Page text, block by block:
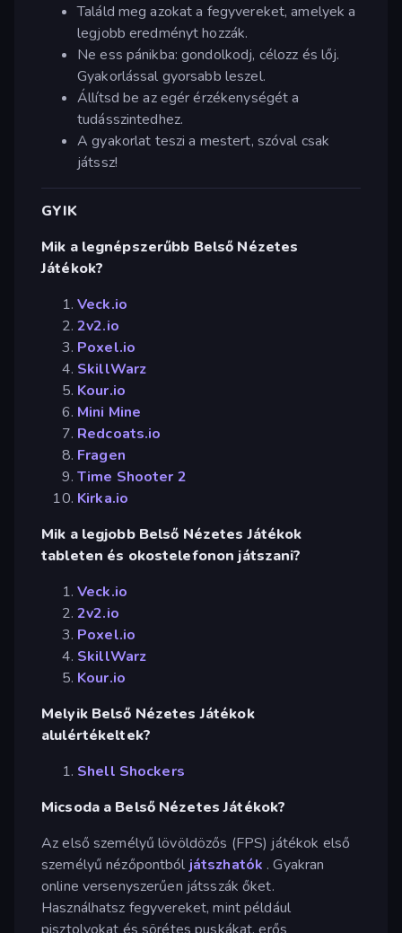
Találd meg azokat a fegyvereket, amelyek a
legjobb eredményt hozzák.
Ne ess pánikba: gondolkodj, célozz és lőj.
Gyakorlással gyorsabb leszel.
Állítsd be az egér érzékenységét a
tudásszintedhez.
A gyakorlat teszi a mestert, szóval csak
játssz!
GYIK
Mik a legnépszerűbb Belső Nézetes
Játékok?
Veck.io
2v2.io
Poxel.io
SkillWarz
Kour.io
Mini Mine
Redcoats.io
Fragen
Time Shooter 2
Kirka.io
Mik a legjobb Belső Nézetes Játékok
tableten és okostelefonon játszani?
Veck.io
2v2.io
Poxel.io
SkillWarz
Kour.io
Melyik Belső Nézetes Játékok
alulértékeltek?
Shell Shockers
Micsoda a Belső Nézetes Játékok?
Az első személyű lövöldözős (FPS) játékok első
személyű nézőpontból játszhatók . Gyakran
online versenyszerűen játsszák őket.
Használhatsz fegyvereket, mint például